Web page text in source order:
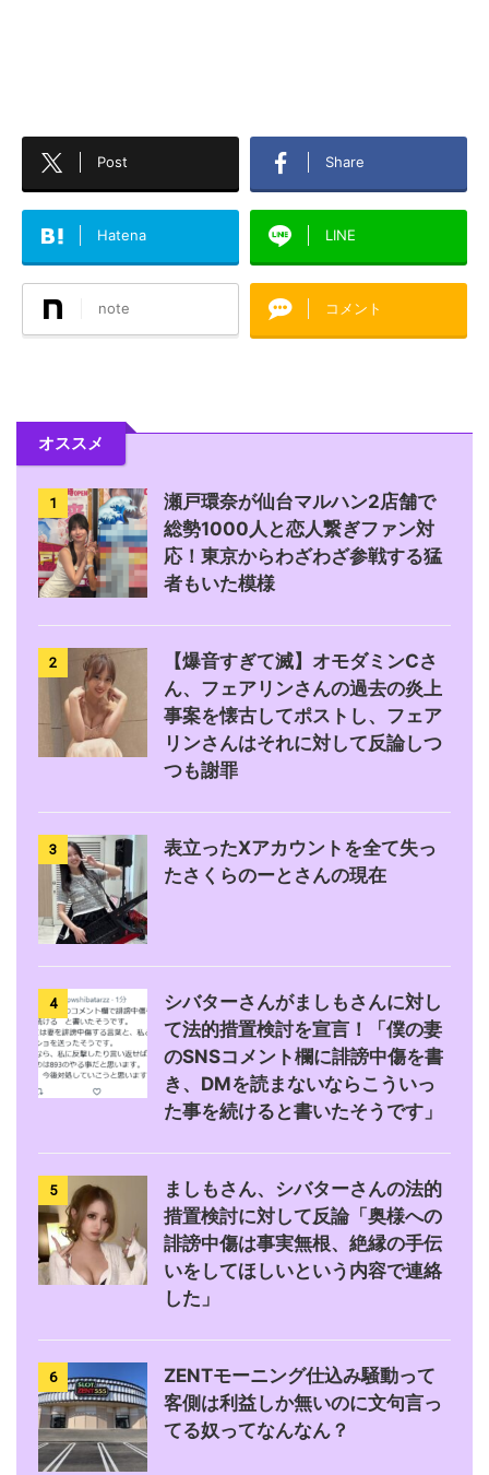
Post Share
Hatena LINE
note コメント
オススメ
1
瀬戸環奈が仙台マルハン2店舗で
総勢1000人と恋人繋ぎファン対
応！東京からわざわざ参戦する猛
者もいた模様
2
【爆音すぎて滅】オモダミンCさ
ん、フェアリンさんの過去の炎上
事案を懐古してポストし、フェア
リンさんはそれに対して反論しつ
つも謝罪
3
表立ったXアカウントを全て失っ
たさくらのーとさんの現在
4
シバターさんがましもさんに対し
て法的措置検討を宣言！「僕の妻
のSNSコメント欄に誹謗中傷を書
き、DMを読まないならこういっ
た事を続けると書いたそうです」
5
ましもさん、シバターさんの法的
措置検討に対して反論「奥様への
誹謗中傷は事実無根、絶縁の手伝
いをしてほしいという内容で連絡
した」
6
ZENTモーニング仕込み騒動って
客側は利益しか無いのに文句言っ
てる奴ってなんなん？